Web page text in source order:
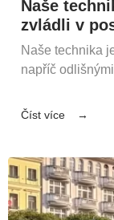
Naše
zvládli v
Naše technika
napříč
Číst více